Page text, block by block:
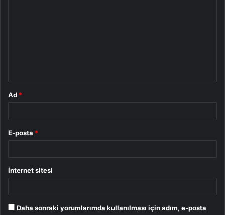
Ad *
E-posta *
İnternet sitesi
Daha sonraki yorumlarımda kullanılması için adım, e-posta